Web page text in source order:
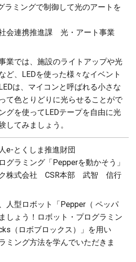
ラミングで制御して光のアートを
会連携推進課 光・アート事業
業では、施設のライトアップや光
ど、LEDを使った様々なイベント
は、マイコンと呼ばれる小さな
て色とりどりに光らせることがで
グを使ってLEDテープを自由に光
してみましょう。
e-とくしま推進財団
グラミング「Pepperを動かそう」
ク株式会社 CSR本部 武智 信行
人型ロボット「Pepper（ ペッパ
しょう！ロボット・プログラミン
（ロボブロックス）」を用い
ミング方法を学んでいただきま